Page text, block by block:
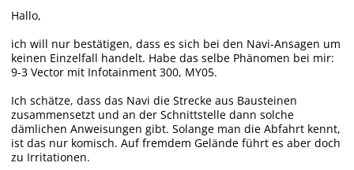
Hallo,
ich will nur bestätigen, dass es sich bei den Navi-Ansagen um
keinen Einzelfall handelt. Habe das selbe Phänomen bei mir:
9-3 Vector mit Infotainment 300, MY05.
Ich schätze, dass das Navi die Strecke aus Bausteinen
zusammensetzt und an der Schnittstelle dann solche
dämlichen Anweisungen gibt. Solange man die Abfahrt kennt,
ist das nur komisch. Auf fremdem Gelände führt es aber doch
zu Irritationen.